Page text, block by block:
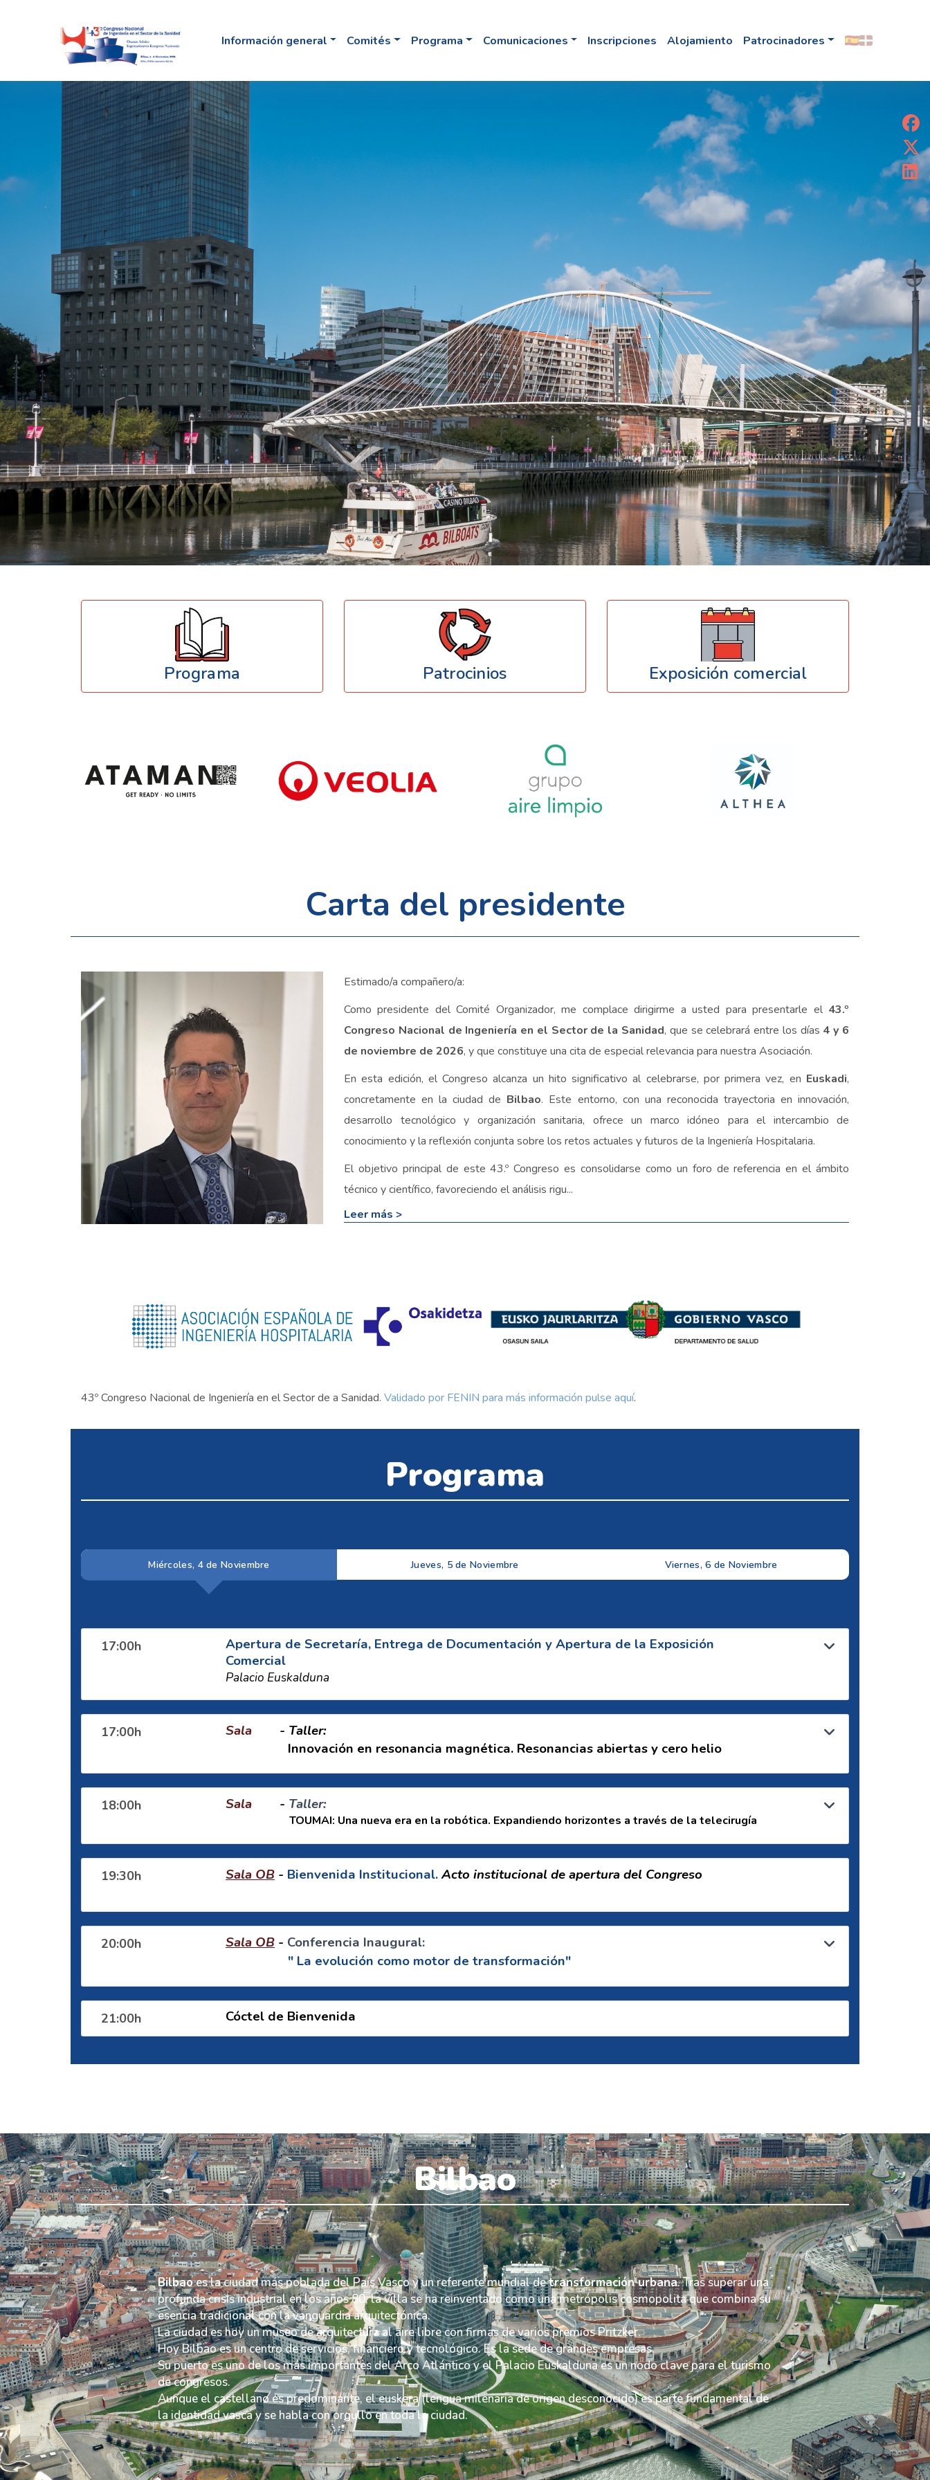
Información general Comités Programa Comunicaciones Inscripciones Alojamiento Patrocinadores
Programa Patrocinios Exposición comercial
Carta del presidente
Estimado/a compañero/a:
Como presidente del Comité Organizador, me complace dirigirme a usted para presentarle el 43.º
Congreso Nacional de Ingeniería en el Sector de la Sanidad, que se celebrará entre los días 4 y 6
de noviembre de 2026, y que constituye una cita de especial relevancia para nuestra Asociación.
En esta edición, el Congreso alcanza un hito significativo al celebrarse, por primera vez, en Euskadi,
concretamente en la ciudad de Bilbao. Este entorno, con una reconocida trayectoria en innovación,
desarrollo tecnológico y organización sanitaria, ofrece un marco idóneo para el intercambio de
conocimiento y la reflexión conjunta sobre los retos actuales y futuros de la Ingeniería Hospitalaria.
El objetivo principal de este 43.º Congreso es consolidarse como un foro de referencia en el ámbito
técnico y científico, favoreciendo el análisis rigu...
Leer más >
43º Congreso Nacional de Ingeniería en el Sector de a Sanidad. Validado por FENIN para más información pulse aquí.
Programa
Miércoles, 4 de Noviembre Jueves, 5 de Noviembre Viernes, 6 de Noviembre
17:00h
Apertura de Secretaría, Entrega de Documentación y Apertura de la Exposición
Comercial
Palacio Euskalduna
17:00h Sala - Taller:
Innovación en resonancia magnética. Resonancias abiertas y cero helio
18:00h Sala - Taller:
TOUMAI: Una nueva era en la robótica. Expandiendo horizontes a través de la telecirugía
19:30h Sala OB - Bienvenida Institucional.Acto institucional de apertura del Congreso
20:00h Sala OB - Conferencia Inaugural:
" La evolución como motor de transformación"
21:00h Cóctel de Bienvenida
Bilbao
Bilbaoes la ciudad más poblada del País Vasco y un referente mundial detransformación urbana. Tras superar una
profunda crisis industrial en los años 80, la villa se ha reinventado como una metrópolis cosmopolita que combina su
esencia tradicional con la vanguardia arquitectónica.
La ciudad es hoy un museo de arquitectura al aire libre con firmas de varios premios Pritzker.
Hoy Bilbao es un centro de servicios, financiero y tecnológico. Es la sede de grandes empresas.
Su puerto es uno de los más importantes del Arco Atlántico y el Palacio Euskalduna es un nodo clave para el turismo
de congresos.
Aunque el castellano es predominante, el euskera (lengua milenaria de origen desconocido) es parte fundamental de
la identidad vasca y se habla con orgullo en toda la ciudad.